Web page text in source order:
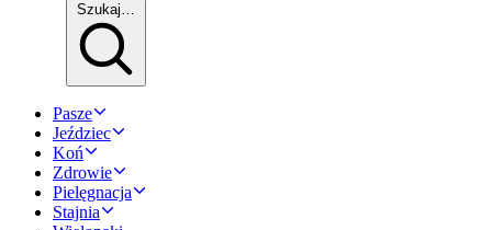
Szukaj…
Pasze
Jeździec
Koń
Zdrowie
Pielęgnacja
Stajnia